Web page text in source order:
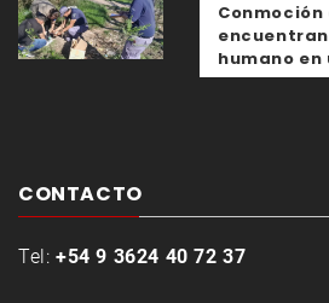
humano
CONTACTO
Tel: +54 9 3624 40 72 37